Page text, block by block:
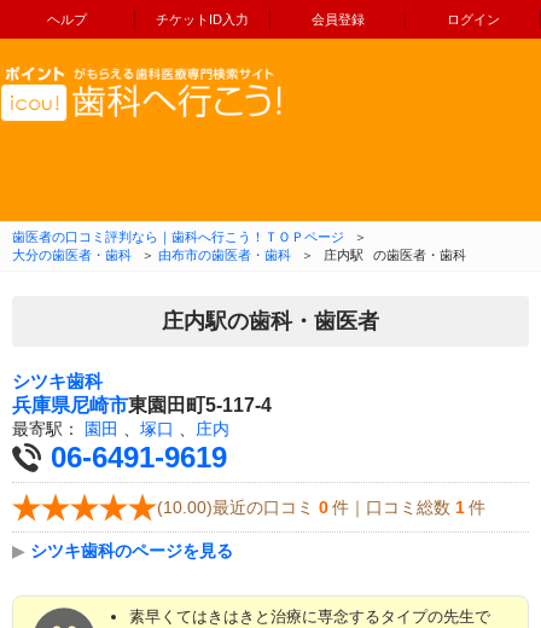
ヘルプ チケットID入力 会員登録 ログイン
コンテンツへ移動
歯医者の口コミ評判なら｜歯科へ行こう！ＴＯＰページ
＞
大分の歯医者・歯科
＞ 由布市の歯医者・歯科 ＞ 庄内駅 の歯医者・歯科
庄内駅の歯科・歯医者
シツキ歯科
兵庫県尼崎市東園田町5-117-4
最寄駅： 園田 塚口 庄内
06-6491-9619
(10.00)最近の口コミ 0 件｜口コミ総数 1 件
▶ シツキ歯科のページを見る
素早くてはきはきと治療に専念するタイプの先生で